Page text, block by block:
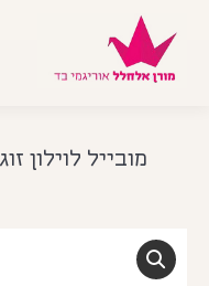
מובייל לוילון